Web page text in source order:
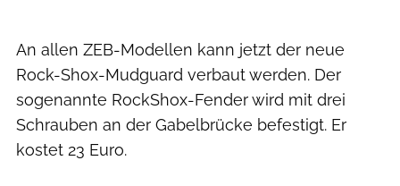
An allen ZEB-Modellen kann jetzt der neue
Rock-Shox-Mudguard verbaut werden. Der
sogenannte RockShox-Fender wird mit drei
Schrauben an der Gabelbrücke befestigt. Er
kostet 23 Euro.